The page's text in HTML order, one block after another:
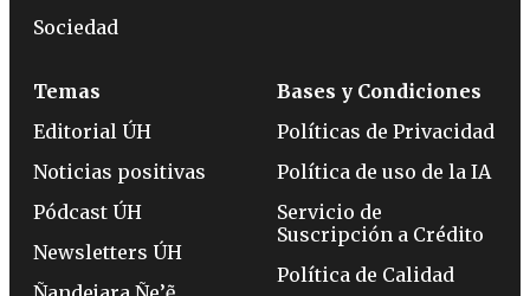
Sociedad
Temas
Editorial ÚH
Noticias positivas
Pódcast ÚH
Newsletters ÚH
Bases y Condiciones
Políticas de Privacidad
Política de uso de la IA
Servicio de
Suscripción a Crédito
Política de Calidad